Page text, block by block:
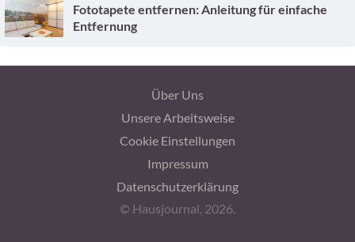
Fototapete entfernen: Anleitung für einfache
Entfernung
Über Uns
Unsere Arbeitsweise
Cookie Einstellungen
Impressum
Datenschutzerklärung
© Hausjournal, 2026.